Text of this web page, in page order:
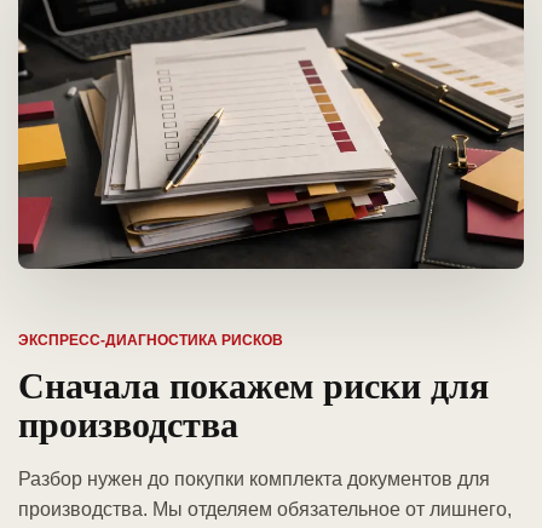
ЭКСПРЕСС-ДИАГНОСТИКА РИСКОВ
Сначала покажем риски для
производства
Разбор нужен до покупки комплекта документов для
производства. Мы отделяем обязательное от лишнего,